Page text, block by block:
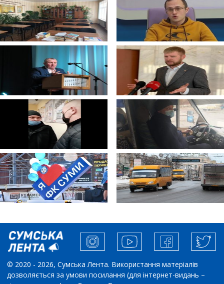
© 2020 - 2026, Сумська Лента. Використання матеріалів
дозволяється за умови посилання (для інтернет-видань –